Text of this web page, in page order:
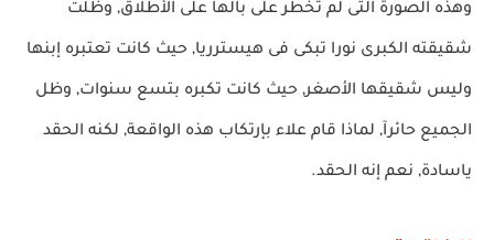
وهذه الصورة التى لم تخطر على بالها على الأطلاق, وظلت
شقيقته الكبرى نورا تبكى فى هيسترريا, حيث كانت تعتبره إبنها
وليس شقيقها الأصغر, حيث كانت تكبره بتسع سنوات, وظل
الجميع حائرآ, لماذا قام علاء بإرتكاب هذه الواقعة, لكنه الحقد
ياسادة, نعم إنه الحقد.